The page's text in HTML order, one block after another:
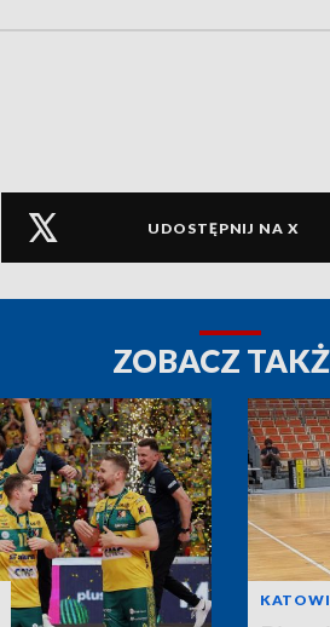
UDOSTĘPNIJ NA X
ZOBACZ